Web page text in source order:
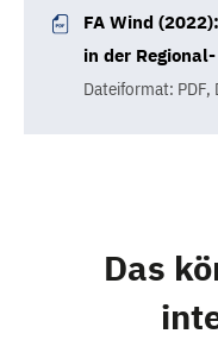
FA Wind
in der
Dateiformat: PDF,
Das